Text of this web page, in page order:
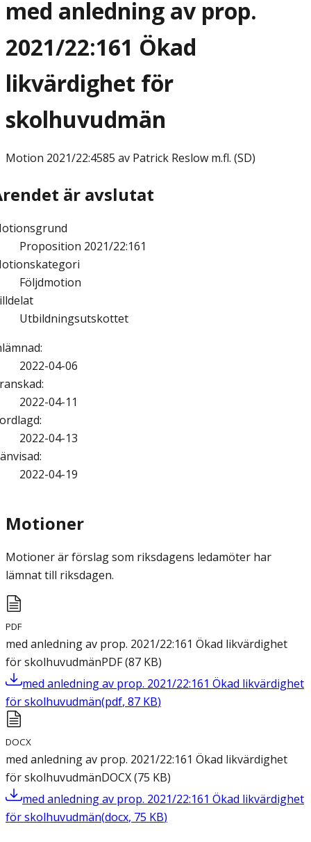
med anledning av prop.
2021/22:161 Ökad
likvärdighet för
skolhuvudmän
Motion 2021/22:4585 av Patrick Reslow m.fl. (SD)
är avslutat
Proposition 2021/22:161
Följdmotion
Utbildningsutskottet
:
2022-04-06
:
2022-04-11
:
2022-04-13
:
2022-04-19
Motioner
Motioner är förslag som riksdagens ledamöter har
lämnat till riksdagen.
PDF
med anledning av prop. 2021/22:161 Ökad likvärdighet
för skolhuvudmänPDF(87 KB)
med anledning av prop. 2021/22:161 Ökad likvärdighet
för skolhuvudmän(pdf, 87 KB)
DOCX
med anledning av prop. 2021/22:161 Ökad likvärdighet
för skolhuvudmänDOCX(75 KB)
med anledning av prop. 2021/22:161 Ökad likvärdighet
för skolhuvudmän(docx, 75 KB)